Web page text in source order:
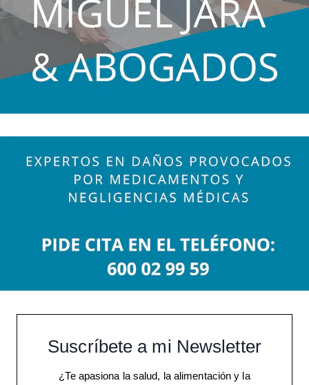
Suscríbete a mi Newsletter
¿Te apasiona la salud, la alimentación y la